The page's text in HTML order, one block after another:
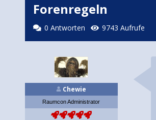
Forenregeln
0 Antworten 9743 Aufrufe
Chewie
Raumcon Administrator